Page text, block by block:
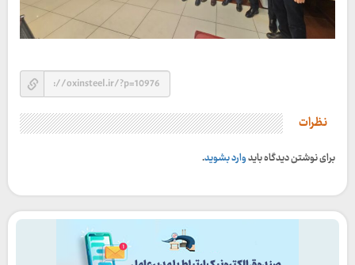
نظرات
برای نوشتن دیدگاه بایدوارد بشوید.